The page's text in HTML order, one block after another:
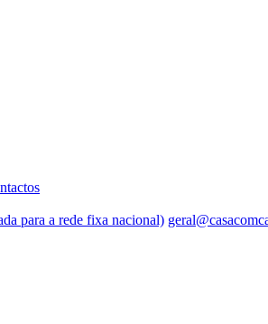
para a rede fixa nacional)